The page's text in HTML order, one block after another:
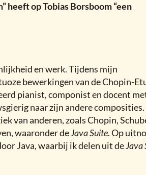
heeft op Tobias Borsboom “een
en werk. Tijdens mijn
bewerkingen van de Chopin-
pianist, componist en docent
naar zijn andere composities.
van anderen, zoals Chopin,
waaronder deJava Suite. Op
Java, waarbij ik delen uit deJava